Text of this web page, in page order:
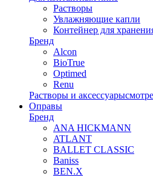
Растворы
Увлажняющие капли
Контейнер для
Бренд
Alcon
BioTrue
Optimed
Renu
Растворы и аксессуары
Оправы
Бренд
ANA HICKMANN
ATLANT
BALLET CLASSIC
Baniss
BEN.X